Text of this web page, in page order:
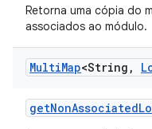
Retorna uma cópia do
associados ao módulo.
MultiMap<String ,
getNonAssociated